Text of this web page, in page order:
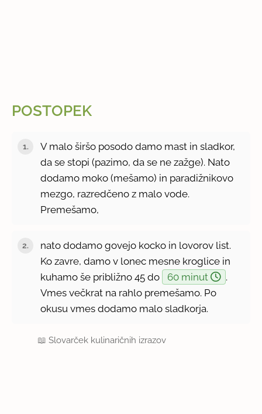
POSTOPEK
V malo širšo posodo damo mast in sladkor,
da se stopi (pazimo, da se ne zažge). Nato
dodamo moko (mešamo) in paradižnikovo
mezgo, razredčeno z malo vode.
Premešamo,
nato dodamo govejo kocko in lovorov list.
Ko zavre, damo v lonec mesne kroglice in
kuhamo še približno 45 do
60 minut
.
Vmes večkrat na rahlo premešamo. Po
okusu vmes dodamo malo sladkorja.
📖Slovarček kulinaričnih izrazov